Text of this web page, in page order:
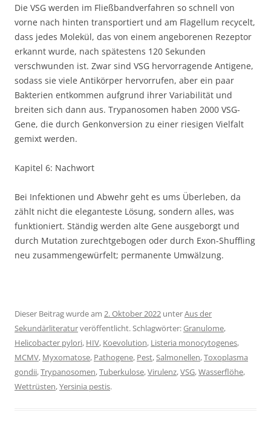
Die VSG werden im Fließbandverfahren so schnell von
vorne nach hinten transportiert und am Flagellum recycelt,
dass jedes Molekül, das von einem angeborenen Rezeptor
erkannt wurde, nach spätestens 120 Sekunden
verschwunden ist. Zwar sind VSG hervorragende Antigene,
sodass sie viele Antikörper hervorrufen, aber ein paar
Bakterien entkommen aufgrund ihrer Variabilität und
breiten sich dann aus. Trypanosomen haben 2000 VSG-
Gene, die durch Genkonversion zu einer riesigen Vielfalt
gemixt werden.
Kapitel 6: Nachwort
Bei Infektionen und Abwehr geht es ums Überleben, da
zählt nicht die eleganteste Lösung, sondern alles, was
funktioniert. Ständig werden alte Gene ausgeborgt und
durch Mutation zurechtgebogen oder durch Exon-Shuffling
neu zusammengewürfelt; permanente Umwälzung.
Dieser Beitrag wurde am 2. Oktober 2022 unterAus der
Sekundärliteraturveröffentlicht. Schlagwörter:Granulome,
Helicobacter pylori, HIV, Koevolution, Listeria monocytogenes,
MCMV, Myxomatose, Pathogene, Pest,Salmonellen,Toxoplasma
gondii,Trypanosomen,Tuberkulose,Virulenz,VSG,Wasserflöhe,
Wettrüsten,Yersinia pestis.